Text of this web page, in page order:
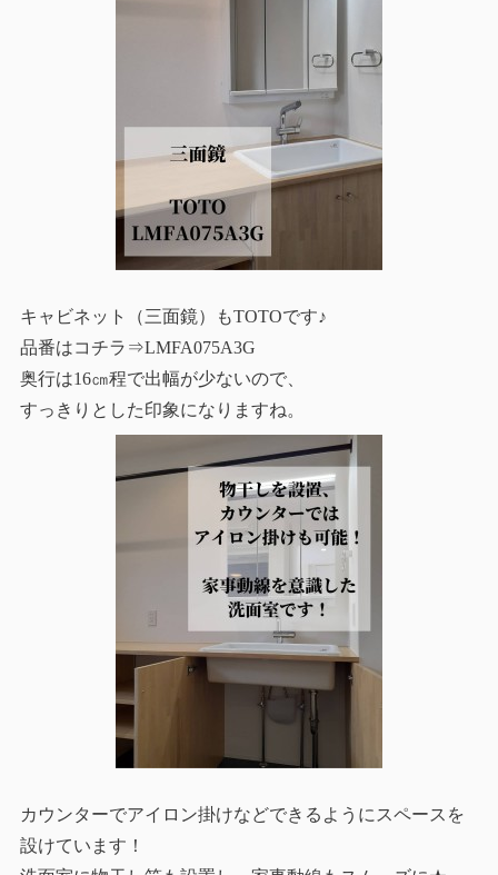
キャビネット（三面鏡）もTOTOです♪
品番はコチラ⇒LMFA075A3G
奥行は16㎝程で出幅が少ないので、
すっきりとした印象になりますね。
カウンターでアイロン掛けなどできるようにスペースを
設けています！